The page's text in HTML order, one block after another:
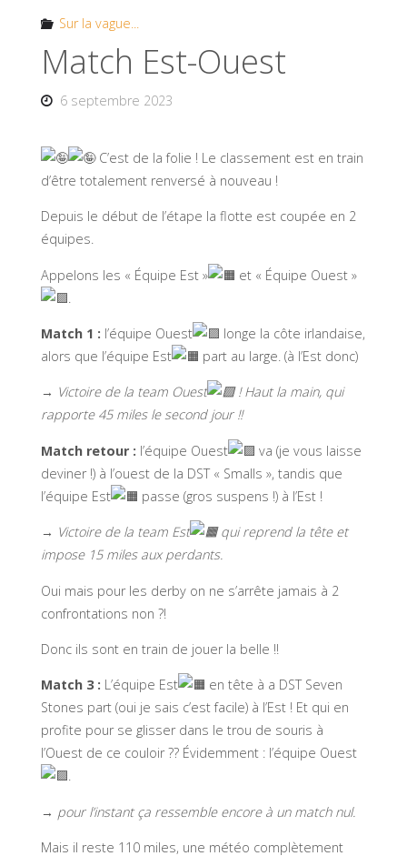
Sur la vague...
Match Est-Ouest
6 septembre 2023
C’est de la folie ! Le classement est en train
d’être totalement renversé à nouveau !
Depuis le début de l’étape la flotte est coupée en 2
équipes.
Appelons les « Équipe Est »
et « Équipe Ouest »
Match 1 : l’équipe Ouest
longe la côte irlandaise,
alors que l’équipe Est
part au large. (à l’Est donc)
→ Victoire de la team Ouest
! Haut la main, qui
rapporte 45 miles le second jour !!
Match retour : l’équipe Ouest
va (je vous laisse
deviner !) à l’ouest de la DST « Smalls », tandis que
l’équipe Est
passe (gros suspens !) à l’Est !
→ Victoire de la team Est
qui reprend la tête et
impose 15 miles aux perdants.
Oui mais pour les derby on ne s’arrête jamais à 2
confrontations non ?!
Donc ils sont en train de jouer la belle !!
Match 3 : L’équipe Est
en tête à a DST Seven
Stones part (oui je sais c’est facile) à l’Est ! Et qui en
profite pour se glisser dans le trou de souris à
l’Ouest de ce couloir ?? Évidemment : l’équipe Ouest
.
→ pour l’instant ça ressemble encore à un match nul.
Mais il reste 110 miles, une météo complètement